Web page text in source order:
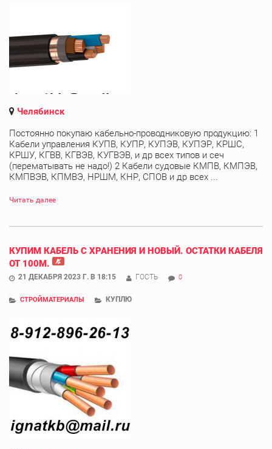
Челябинск
Постоянно покупаю кабельно-проводниковую продукцию: 1
Кабели управления КУПВ, КУПР, КУПЭВ, КУПЭР, КРШС,
КРШУ, КГВВ, КГВЭВ, КУГВЭВ, и др всех типов и сеч
(перематывать не надо!) 2 Кабели судовые КМПВ, КМПЭВ,
КМПВЭВ, КПМВЭ, НРШМ, КНР, СПОВ и др всех ...
Читать далее
КУПИМ КАБЕЛЬ С ХРАНЕНИЯ И НОВЫЙ. ОСТАТКИ КАБЕЛЯ
ОТ 100М.
21 ДЕКАБРЯ 2023 Г. В 18:15 ГОСТЬ 0
СТРОЙМАТЕРИАЛЫ КУПЛЮ